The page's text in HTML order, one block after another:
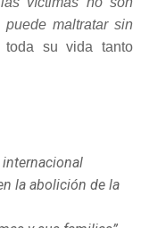
puede maltratar sin
toda su vida tanto
internacional
la abolición de la